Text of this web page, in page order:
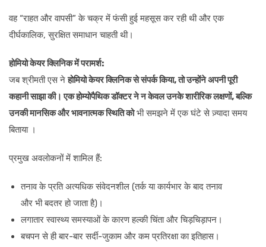
वह “राहत और वापसी” के चक्र में फंसी हुई महसूस कर रही थी और एक
दीर्घकालिक, सुरक्षित समाधान चाहती थी।
होमियो केयर क्लिनिक में परामर्श:
जब श्रीमती एस नेहोमियो केयर क्लिनिक से संपर्क किया, तो उन्होंने अपनी पूरी
कहानी साझा की। एक होम्योपैथिक डॉक्टर ने न केवल उनके शारीरिक लक्षणों, बल्कि
उनकीमानसिक और भावनात्मक स्थिति कोभी समझने में एक घंटे से ज़्यादा समय
बिताया ।
प्रमुख अवलोकनों में शामिल हैं:
तनाव के प्रति अत्यधिक संवेदनशील (तर्क या कार्यभार के बाद तनाव
और भी बदतर हो जाता है)।
लगातार स्वास्थ्य समस्याओं के कारण हल्की चिंता और चिड़चिड़ापन।
बचपन से ही बार-बार सर्दी-जुकाम और कम प्रतिरक्षा का इतिहास।